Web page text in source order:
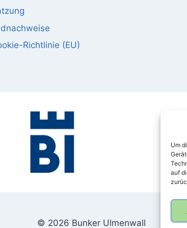
Um
auf
Richtlinie (EU)
© 2026 Bunker Ulmenwall